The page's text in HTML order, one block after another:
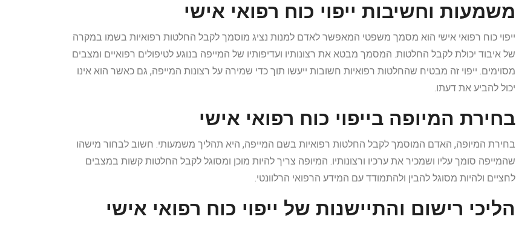
משמעות וחשיבות ייפוי כוח רפואי אישי
ייפוי כוח רפואי אישי הוא מסמך משפטי המאפשר לאדם למנות נציג מוסמך לקבל החלטות רפואיות בשמו במקרה
של איבוד יכולת לקבל החלטות. המסמך מבטא את רצונותיו ועדיפותיו של המייפה בנוגע לטיפולים רפואיים ומצבים
מסוימים. ייפוי זה מבטיח שהחלטות רפואיות חשובות ייעשו תוך כדי שמירה על רצונות המייפה, גם כאשר הוא אינו
יכול להביע את דעתו.
בחירת המיופה בייפוי כוח רפואי אישי
בחירת המיופה, האדם המוסמך לקבל החלטות רפואיות בשם המייפה, היא תהליך משמעותי. חשוב לבחור מישהו
שהמייפה סומך עליו ושמכיר את ערכיו ורצונותיו. המיופה צריך להיות מוכן ומסוגל לקבל החלטות קשות במצבים
לחציים ולהיות מסוגל להבין ולהתמודד עם המידע הרפואי הרלוונטי.
הליכי רישום והתיישנות של ייפוי כוח רפואי אישי